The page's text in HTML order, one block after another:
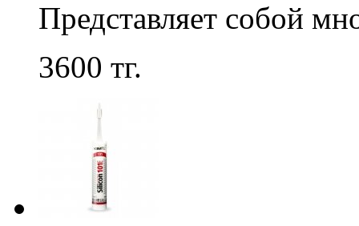
Представляет собой
3600 тг.